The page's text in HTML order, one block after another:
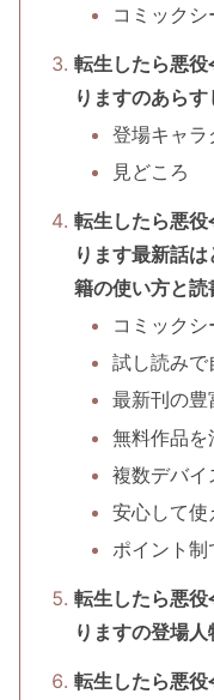
コミック
転生したら悪
りますのあら
登場キャラ
見どころ
転生したら悪
ります最新話
籍の使い方と読
コミック
試し読みで
最新刊の豊
無料作品を
複数デバイ
安心して使
ポイント制
転生したら悪
りますの登場
転生したら悪